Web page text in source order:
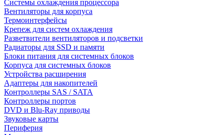
Системы охлаждения процессора
Вентиляторы для корпуса
Термоинтерфейсы
Крепеж для систем охлаждения
Разветвители вентиляторов и подсветки
Радиаторы для SSD и памяти
Блоки питания для системных блоков
Корпуса для системных блоков
Устройства расширения
Адаптеры для накопителей
Контроллеры SAS / SATA
Контроллеры портов
DVD и Blu-Ray приводы
Звуковые карты
Периферия